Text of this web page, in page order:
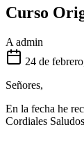
Curso
A admin
24 de
Señores,
En la fecha he
Cordiales